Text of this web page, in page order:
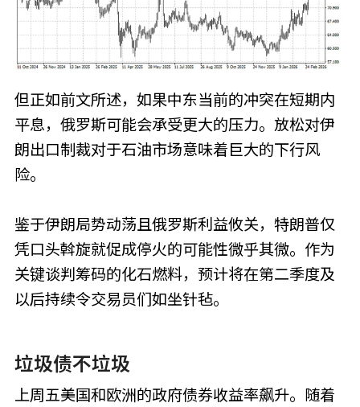
但正如前文所述，如果中东当前的冲突在短期内
平息，俄罗斯可能会承受更大的压力。放松对伊
朗出口制裁对于石油市场意味着巨大的下行风
险。
鉴于伊朗局势动荡且俄罗斯利益攸关，特朗普仅
凭口头斡旋就促成停火的可能性微乎其微。作为
关键谈判筹码的化石燃料，预计将在第二季度及
以后持续令交易员们如坐针毡。
垃圾债不垃圾
上周五美国和欧洲的政府债券收益率飙升。随着